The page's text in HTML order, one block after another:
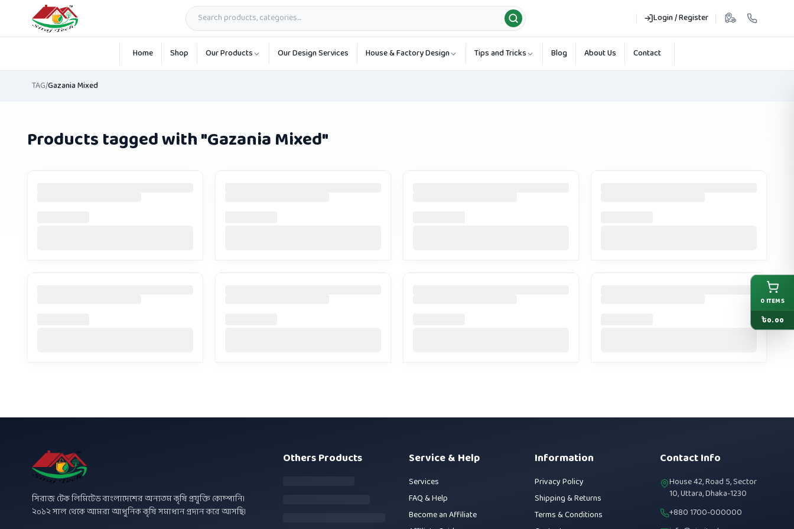
Login / Register
Skip to main content
Home Shop Our Products Our Design Services House & Factory Design Tips and Tricks Blog About Us Contact
TAG/Gazania Mixed
Products tagged with "Gazania Mixed"
সিরাজ টেক লিমিটেড বাংলাদেশের অন্যতম কৃষি প্রযুক্তি কোম্পানি।
২০১২ সাল থেকে আমরা আধুনিক কৃষি সমাধান প্রদান করে আসছি।
Others Products Service & Help
Services
FAQ & Help
Become an Affiliate
Information
Privacy Policy
Shipping & Returns
Terms & Conditions
Contact Info
House 42, Road 5, Sector
10, Uttara, Dhaka-1230
+880 1700-000000
0 ITEMS
৳0.00